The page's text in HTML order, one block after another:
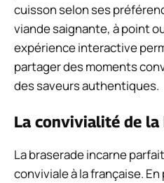
cuisson selon ses
viande saignante, à point
expérience interactive
partager des moments
des saveurs authentiques.
La convivialité de la
La braserade incarne
conviviale à la française.